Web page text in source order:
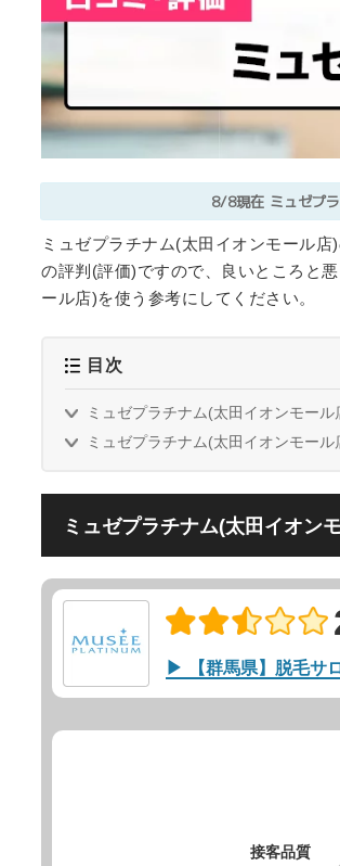
8/8現在 ミュゼプ
ミュゼプラチナム(太田イオンモール
の評判(評価)ですので、良いところと
ール店)を使う参考にしてください。
目次
ミュゼプラチナム(太田イオンモー
ミュゼプラチナム(太田イオンモー
ミュゼプラチナム(太田イオン
【群馬県】脱毛サ
接客品質